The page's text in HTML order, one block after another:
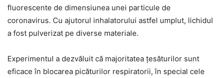
fluorescente de dimensiunea unei particule de
coronavirus. Cu ajutorul inhalatorului astfel umplut, lichidul
a fost pulverizat pe diverse materiale.
Experimentul a dezvăluit că majoritatea țesăturilor sunt
eficace în blocarea picăturilor respiratorii, în special cele